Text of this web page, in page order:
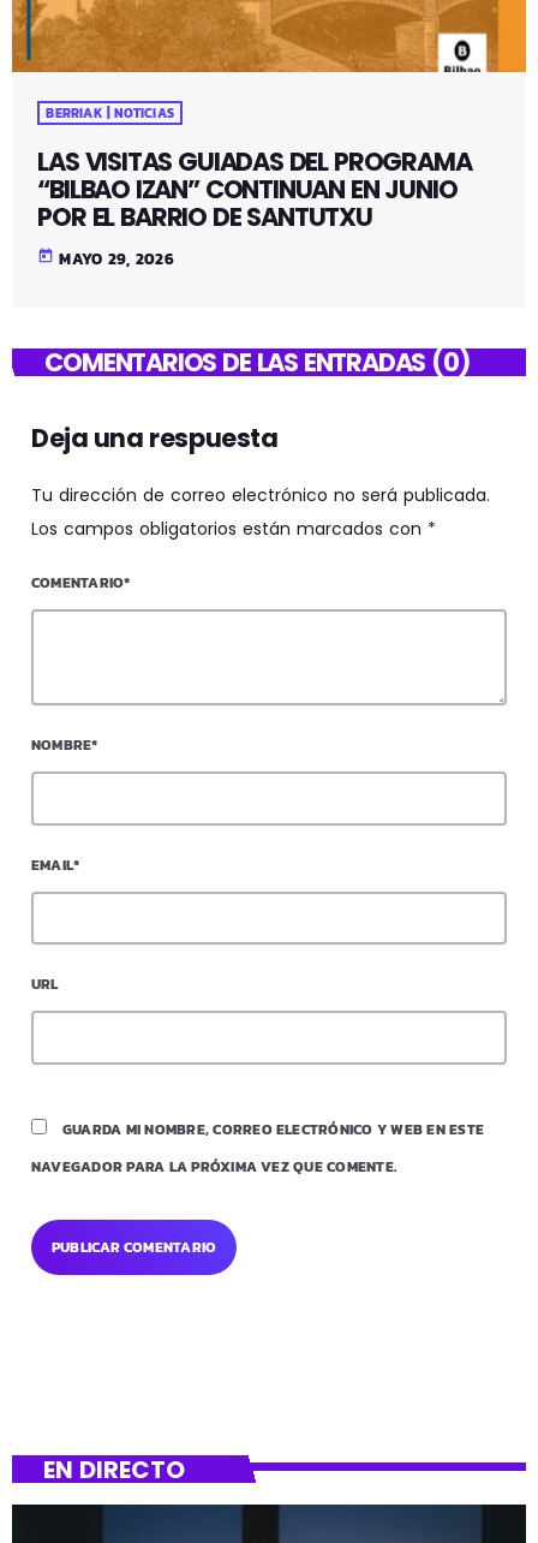
BERRIAK | NOTICIAS
LAS VISITAS GUIADAS DEL PROGRAMA
“BILBAO IZAN” CONTINUAN EN JUNIO
POR EL BARRIO DE SANTUTXU
today MAYO 29, 2026
COMENTARIOS DE LAS ENTRADAS (0)
Deja una respuesta
Tu dirección de correo electrónico no será publicada.
Los campos obligatorios están marcados con *
COMENTARIO*
NOMBRE*
EMAIL*
URL
GUARDA MI NOMBRE, CORREO ELECTRÓNICO Y WEB EN ESTE
NAVEGADOR PARA LA PRÓXIMA VEZ QUE COMENTE.
EN DIRECTO